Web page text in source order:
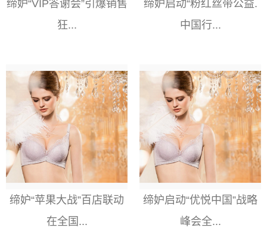
缔妒“VIP答谢会”引爆销售
狂...
缔妒启动“粉红丝带公益.
中国行...
缔妒“苹果大战”百店联动
在全国...
缔妒启动“优悦中国”战略
峰会全...